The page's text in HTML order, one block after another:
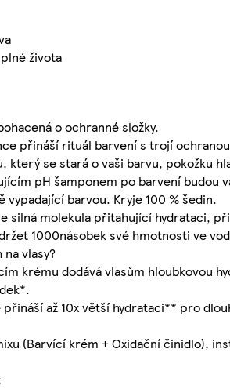
života
o ochranné složky.
přináší rituál barvení s trojí
který se stará o vaši barvu, pokožku
pH šamponem po barvení budou
vypadající barvou. Kryje 100 % šedin.
silná molekula přitahující hydrataci,
1000násobek své hmotnosti ve
vlasy?
krému dodává vlasům hloubkovou
přináší až 10x větší hydrataci** pro
(Barvící krém + Oxidační činidlo),